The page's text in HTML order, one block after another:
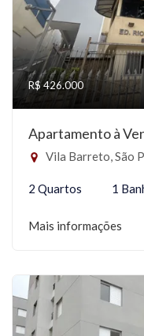
R$ 426.000
Apartamento à
Vila Barreto, São
2 Quartos 1
Mais informações